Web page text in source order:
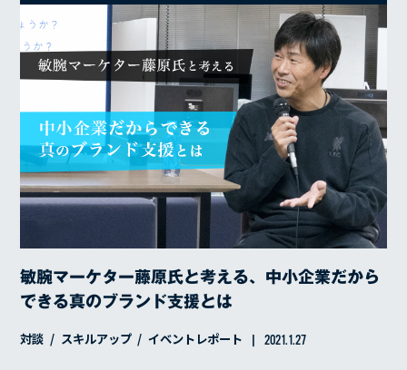
敏腕マーケター藤原氏と考える、中小企業だから
できる真のブランド支援とは
対談 スキルアップ イベントレポート 2021.1.27